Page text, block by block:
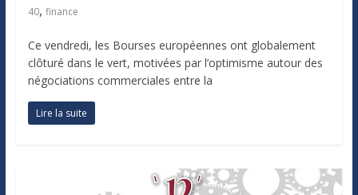
40, finance
Ce vendredi, les Bourses européennes ont globalement
clôturé dans le vert, motivées par l’optimisme autour des
négociations commerciales entre la
Lire la suite